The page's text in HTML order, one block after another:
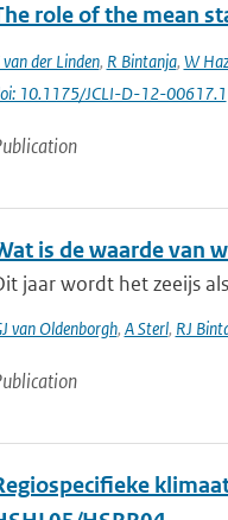
role of the mean
van der Linden, R Bintanja, W
10.1175/JCLI-D-12-00617.1
is de waarde van
jaar wordt het zeeijs
van Oldenborgh, A Sterl, RJ